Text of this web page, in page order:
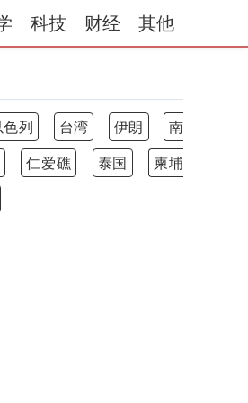
科技 财经 其他
色列 台湾 伊朗
南
仁爱礁 泰国
柬埔